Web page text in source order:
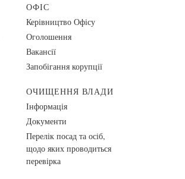
ОФІС
Керівництво Офісу
Оголошення
Вакансії
Запобігання корупції
ОЧИЩЕННЯ ВЛАДИ
Інформація
Документи
Перелік посад та осіб,
щодо яких проводиться
перевірка